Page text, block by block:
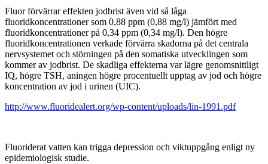
Fluor förvärrar effekten jodbrist även vid så låga
fluoridkoncentrationer som 0,88 ppm (0,88 mg/l) jämfört med
fluoridkoncentrationer på 0,34 ppm (0,34 mg/l). Den högre
fluoridkoncentrationen verkade förvärra skadorna på det centrala
nervsystemet och störningen på den somatiska utvecklingen som
kommer av jodbrist. De skadliga effekterna var lägre genomsnittligt
IQ, högre TSH, aningen högre procentuellt upptag av jod och högre
koncentration av jod i urinen (UIC).
http://www.fluoridealert.org/wp-content/uploads/lin-1991.pdf
Fluoriderat vatten kan trigga depression och viktuppgång enligt ny
epidemiologisk studie.